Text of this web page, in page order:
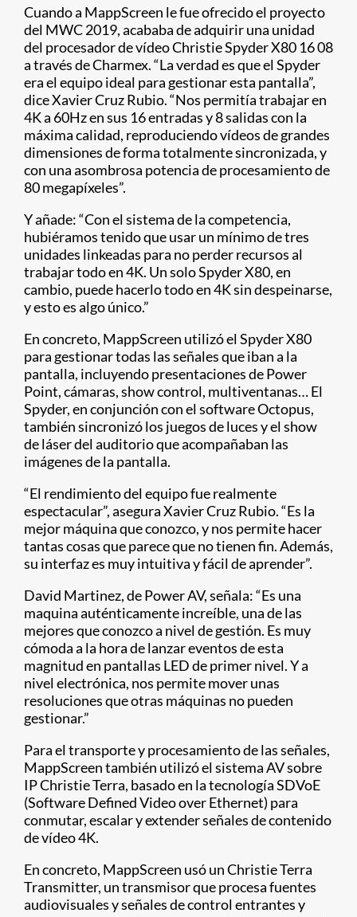
Cuando a MappScreen le fue ofrecido el proyecto
del MWC 2019, acababa de adquirir una unidad
del procesador de vídeo Christie Spyder X80 16 08
a través de Charmex. “La verdad es que el Spyder
era el equipo ideal para gestionar esta pantalla”,
dice Xavier Cruz Rubio. “Nos permitía trabajar en
4K a 60Hz en sus 16 entradas y 8 salidas con la
máxima calidad, reproduciendo vídeos de grandes
dimensiones de forma totalmente sincronizada, y
con una asombrosa potencia de procesamiento de
80 megapíxeles”.
Y añade: “Con el sistema de la competencia,
hubiéramos tenido que usar un mínimo de tres
unidades linkeadas para no perder recursos al
trabajar todo en 4K. Un solo Spyder X80, en
cambio, puede hacerlo todo en 4K sin despeinarse,
y esto es algo único.”
En concreto, MappScreen utilizó el Spyder X80
para gestionar todas las señales que iban a la
pantalla, incluyendo presentaciones de Power
Point, cámaras, show control, multiventanas… El
Spyder, en conjunción con el software Octopus,
también sincronizó los juegos de luces y el show
de láser del auditorio que acompañaban las
imágenes de la pantalla.
“El rendimiento del equipo fue realmente
espectacular”, asegura Xavier Cruz Rubio. “Es la
mejor máquina que conozco, y nos permite hacer
tantas cosas que parece que no tienen fin. Además,
su interfaz es muy intuitiva y fácil de aprender”.
David Martinez, de Power AV, señala: “Es una
maquina auténticamente increíble, una de las
mejores que conozco a nivel de gestión. Es muy
cómoda a la hora de lanzar eventos de esta
magnitud en pantallas LED de primer nivel. Y a
nivel electrónica, nos permite mover unas
resoluciones que otras máquinas no pueden
gestionar.”
Para el transporte y procesamiento de las señales,
MappScreen también utilizó el sistema AV sobre
IP Christie Terra, basado en la tecnología SDVoE
(Software Defined Video over Ethernet) para
conmutar, escalar y extender señales de contenido
de vídeo 4K.
En concreto, MappScreen usó un Christie Terra
Transmitter, un transmisor que procesa fuentes
audiovisuales y señales de control entrantes y